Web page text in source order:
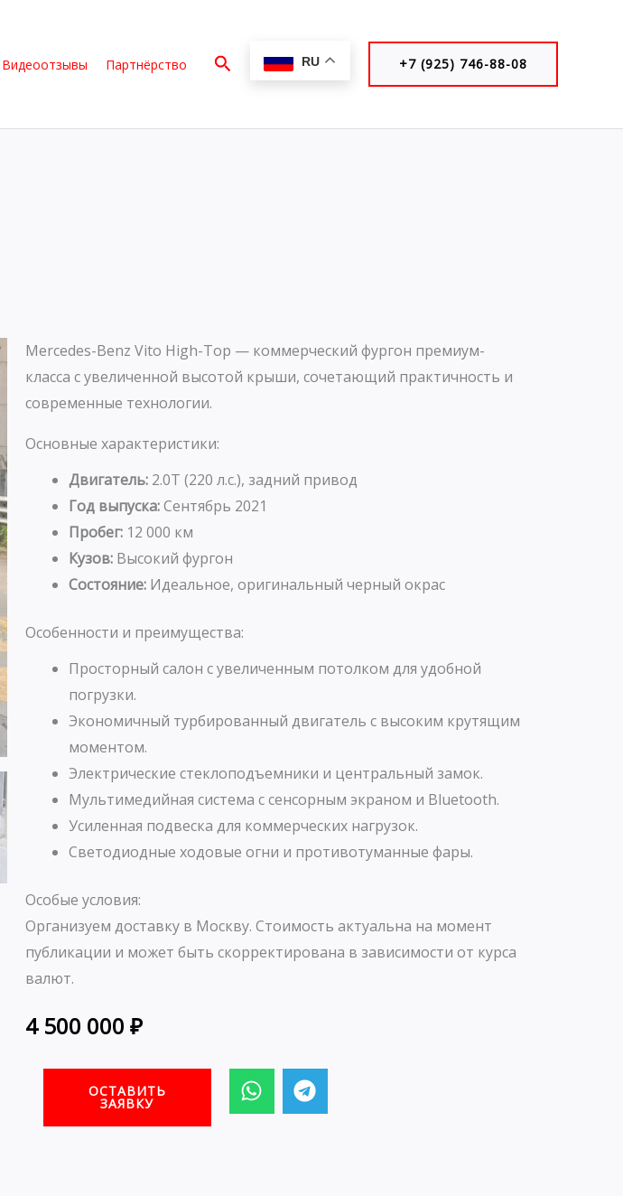
Видеоотзывы Партнёрство Поиск RU +7 (925) 746-88-08
Mercedes-Benz Vito High-Top — коммерческий фургон премиум-
класса с увеличенной высотой крыши, сочетающий практичность и
современные технологии.
Основные характеристики:
Двигатель: 2.0T (220 л.с.), задний привод
Год выпуска:Сентябрь 2021
Пробег: 12 000 км
Кузов: Высокий фургон
Состояние: Идеальное, оригинальный черный окрас
Особенности и преимущества:
Просторный салон с увеличенным потолком для удобной
погрузки.
Экономичный турбированный двигатель с высоким крутящим
моментом.
Электрические стеклоподъемники и центральный замок.
Мультимедийная система с сенсорным экраном и Bluetooth.
Усиленная подвеска для коммерческих нагрузок.
Светодиодные ходовые огни и противотуманные фары.
Особые условия:
Организуем доставку в Москву. Стоимость актуальна на момент
публикации и может быть скорректирована в зависимости от курса
валют.
4 500 000 ₽
ОСТАВИТЬ
ЗАЯВКУ
W
h
a
T
e
l